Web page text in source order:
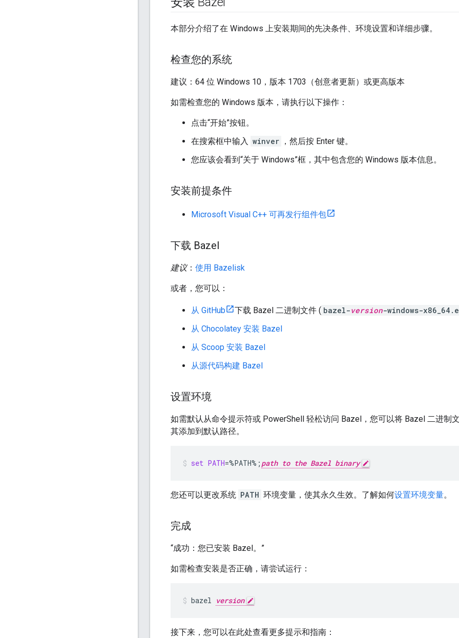
本部分介绍了在 Windows 上安装期间的先决条件、环境设置和详细步骤。
检查您的系统
建议：64 位 Windows 10，版本 1703（创意者更新）或更高版本
如需检查您的 Windows 版本，请执行以下操作：
点击“开始”按钮。
在搜索框中输入 winver ，然后按 Enter 键。
您应该会看到“关于 Windows”框，其中包含您的 Windows 版本信息。
安装前提条件
Microsoft Visual C++ 可再发行组件包
下载 Bazel
建议： 使用 Bazelisk
或者，您可以：
从 GitHub 下载 Bazel 二进制文件 ( bazel-version-windows-
从 Chocolatey 安装 Bazel
从 Scoop 安装 Bazel
从源代码构建 Bazel
设置环境
如需默认从命令提示符或 PowerShell 轻松访问 Bazel，您可以将 Bazel 二进制
其添加到默认路径。
set PATH=%PATH% ; path to the Bazel binary
您还可以更改系统 PATH 环境变量，使其永久生效。了解如何设置环境变量。
完成
“成功：您已安装 Bazel。”
如需检查安装是否正确，请尝试运行：
bazel version
接下来，您可以在此处查看更多提示和指南：